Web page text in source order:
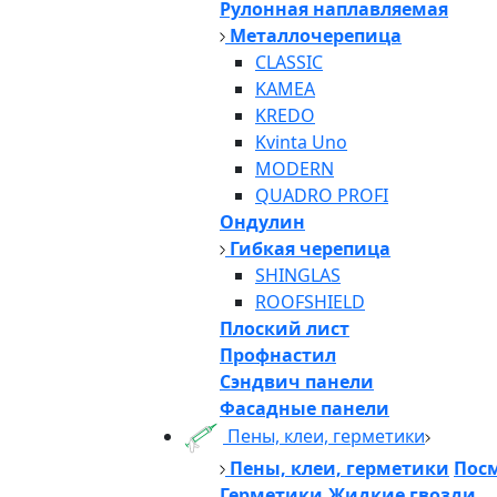
Рулонная наплавляемая
Металлочерепица
CLASSIC
KAMEA
KREDO
Kvinta Uno
MODERN
QUADRO PROFI
Ондулин
Гибкая черепица
SHINGLAS
ROOFSHIELD
Плоский лист
Профнастил
Сэндвич панели
Фасадные панели
Пены, клеи, герметики
Пены, клеи, герметики